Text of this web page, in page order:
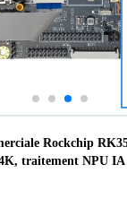
Rockchip
traitement NPU IA